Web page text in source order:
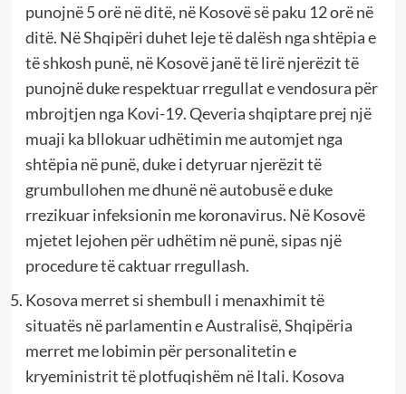
punojnë 5 orë në ditë, në Kosovë së paku 12 orë në
ditë. Në Shqipëri duhet leje të dalësh nga shtëpia e
të shkosh punë, në Kosovë janë të lirë njerëzit të
punojnë duke respektuar rregullat e vendosura për
mbrojtjen nga Kovi-19. Qeveria shqiptare prej një
muaji ka bllokuar udhëtimin me automjet nga
shtëpia në punë, duke i detyruar njerëzit të
grumbullohen me dhunë në autobusë e duke
rrezikuar infeksionin me koronavirus. Në Kosovë
mjetet lejohen për udhëtim në punë, sipas një
procedure të caktuar rregullash.
Kosova merret si shembull i menaxhimit të
situatës në parlamentin e Australisë, Shqipëria
merret me lobimin për personalitetin e
kryeministrit të plotfuqishëm në Itali. Kosova